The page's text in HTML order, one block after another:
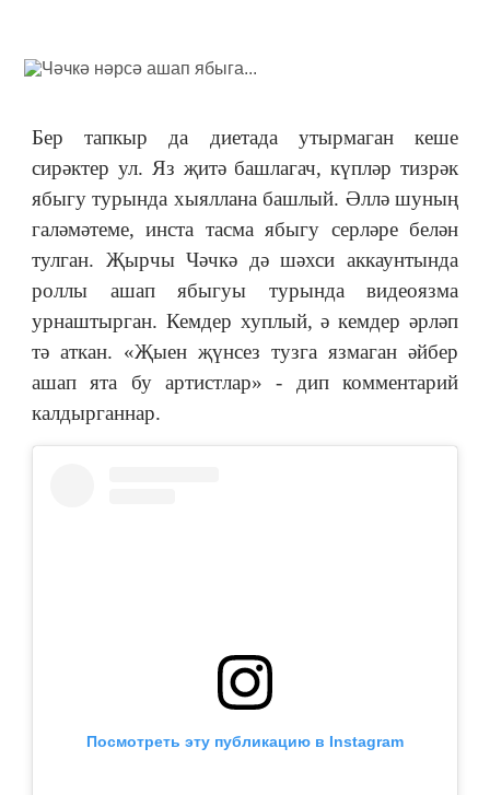
Бер тапкыр да диетада утырмаган кеше
сирәктер ул. Яз җитә башлагач, күпләр тизрәк
ябыгу турында хыяллана башлый. Әллә шуның
галәмәтеме, инста тасма ябыгу серләре белән
тулган. Җырчы Чәчкә дә шәхси аккаунтында
роллы ашап ябыгуы турында видеоязма
урнаштырган. Кемдер хуплый, ә кемдер әрләп
тә аткан. «Җыен җүнсез тузга язмаган әйбер
ашап ята бу артистлар» - дип комментарий
калдырганнар.
Посмотреть эту публикацию в Instagram